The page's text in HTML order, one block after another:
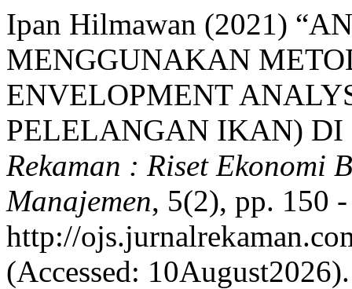
Ipan Hilmawan (2021)
MENGGUNAKAN
ENVELOPMENT
PELELANGAN IKAN) DI
Rekaman : Riset Ekonomi
Manajemen, 5(2), pp. 150
http://
(Accessed: 10August2026).